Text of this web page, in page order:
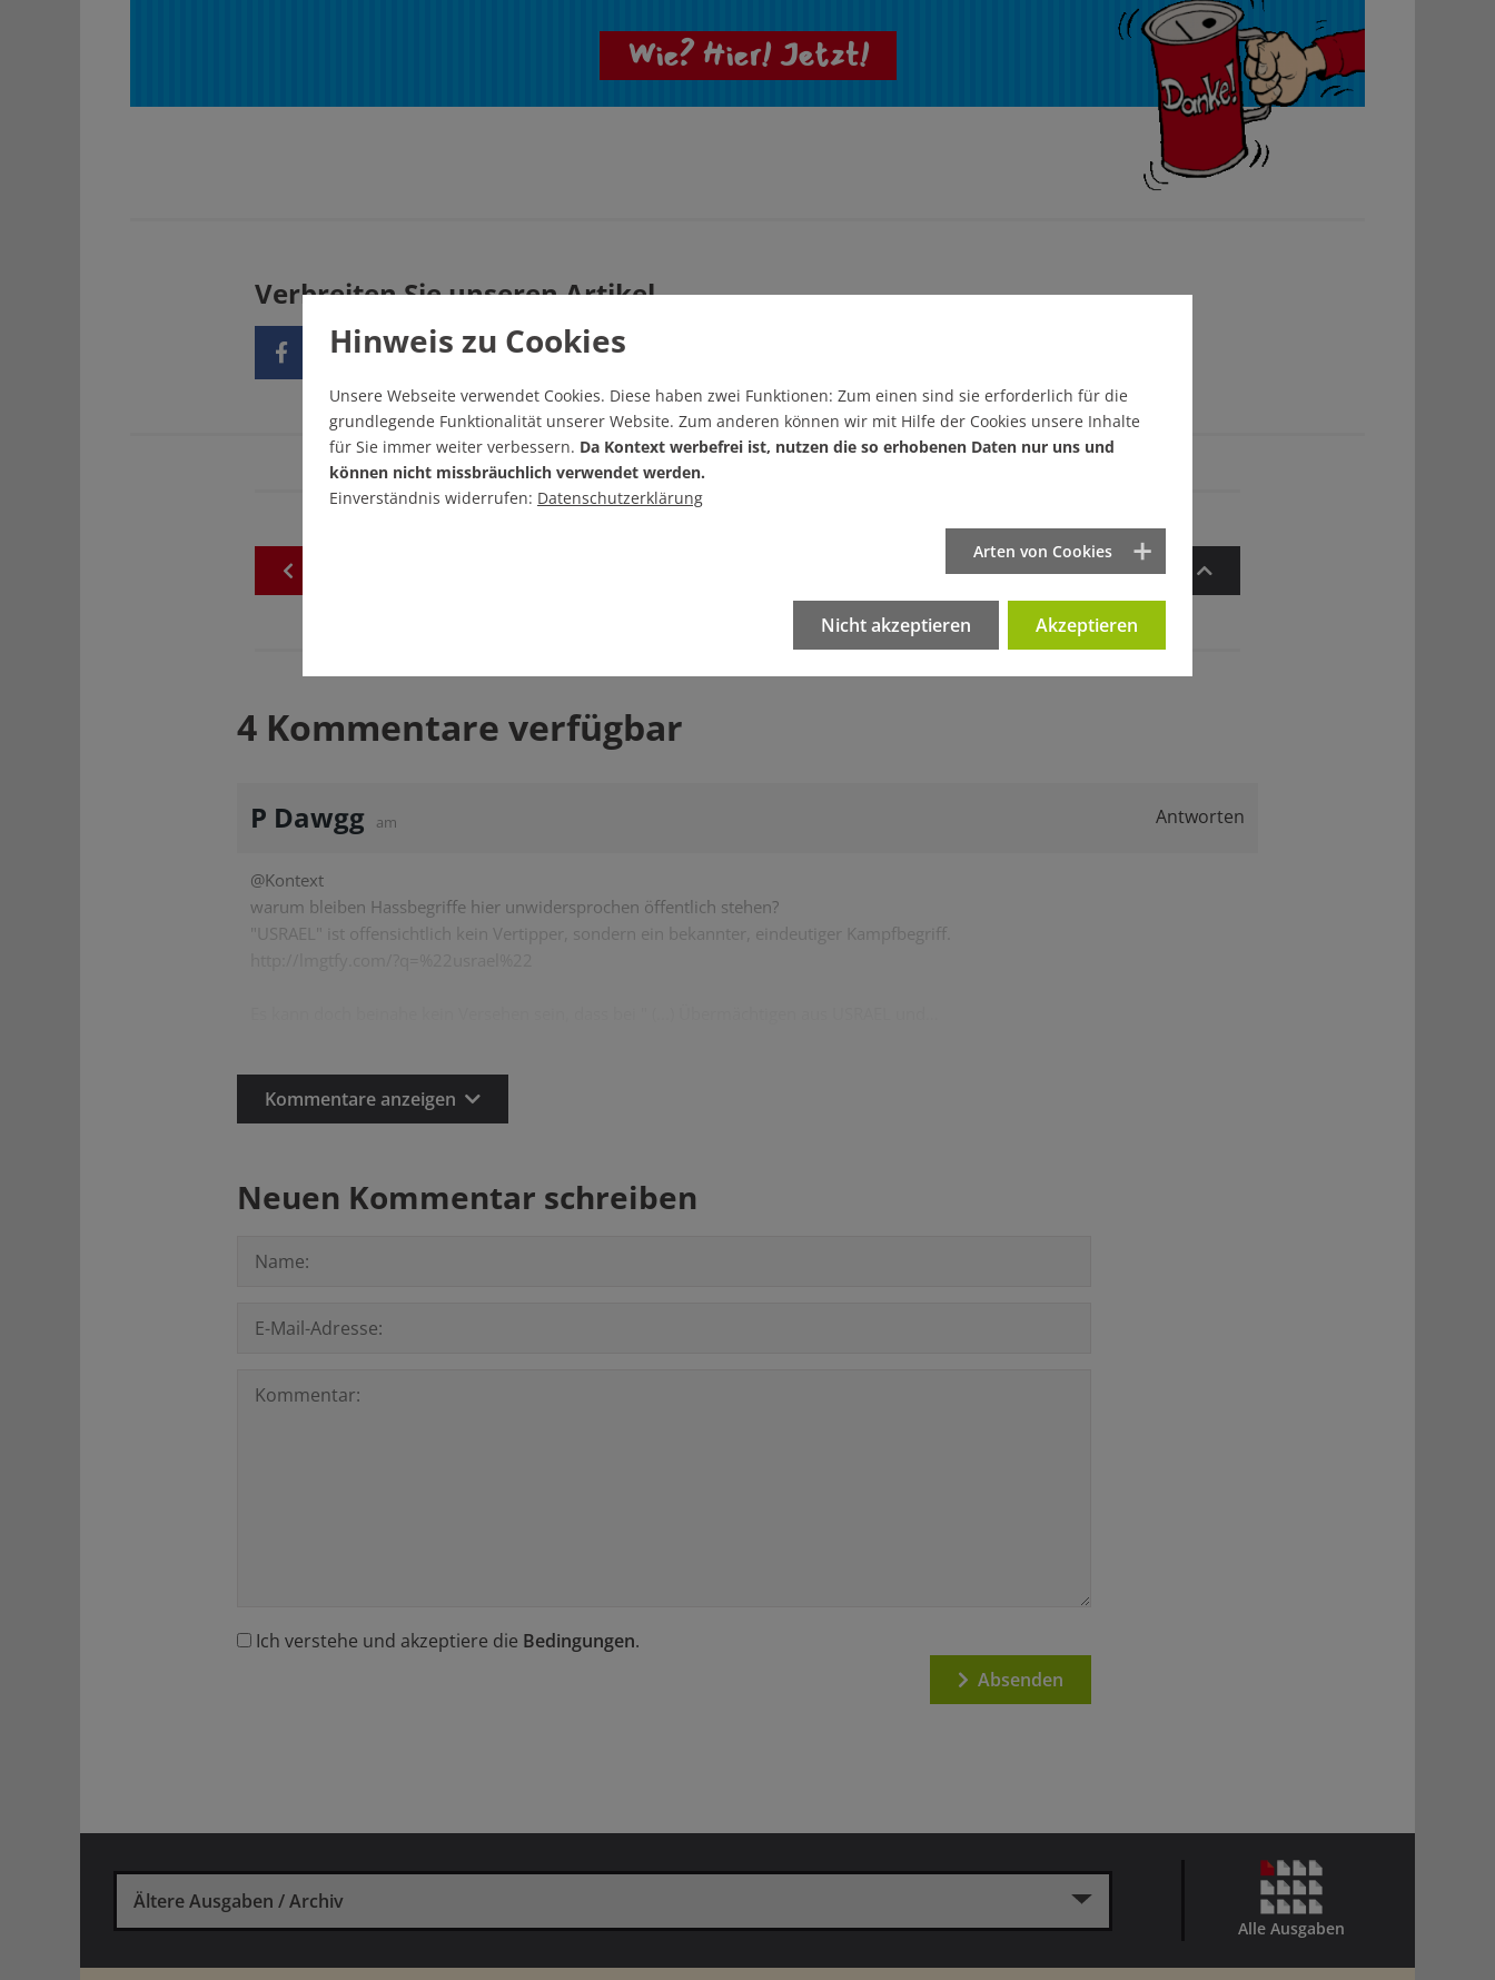
Wie? Hier! Jetzt!
Verbreiten Sie unseren Artikel
Artikel drucken
Zum Artikelanfang
4 Kommentare verfügbar
P Dawgg am Antworten
@Kontext
warum bleiben Hassbegriffe hier unwidersprochen öffentlich stehen?
"USRAEL" ist offensichtlich kein Vertipper, sondern ein bekannter, eindeutiger Kampfbegriff.
Kommentare anzeigen
Neuen Kommentar schreiben
Ich verstehe und akzeptiere die Bedingungen.
Absenden
Ältere Ausgaben / Archiv
Alle Ausgaben
Hinweis zu Cookies
Unsere Webseite verwendet Cookies. Diese haben zwei Funktionen: Zum einen sind sie erforderlich für die
grundlegende Funktionalität unserer Website. Zum anderen können wir mit Hilfe der Cookies unsere Inhalte
für Sie immer weiter verbessern. Da Kontext werbefrei ist, nutzen die so erhobenen Daten nur uns und
können nicht missbräuchlich verwendet werden.
Einverständnis widerrufen: Datenschutzerklärung
Arten von Cookies
Nicht akzeptieren Akzeptieren